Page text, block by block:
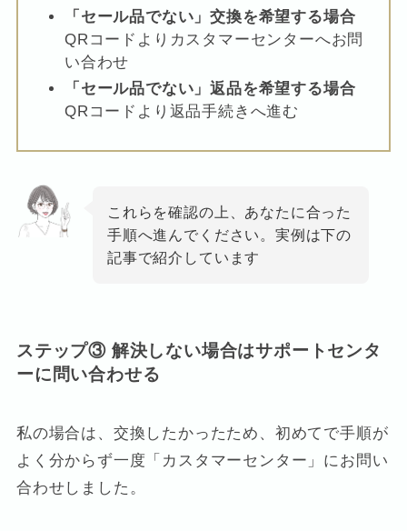
「セール品でない」交換を希望する場合
QRコードよりカスタマーセンターへお問
い合わせ
「セール品でない」返品を希望する場合
QRコードより返品手続きへ進む
これらを確認の上、あなたに合った
手順へ進んでください。実例は下の
記事で紹介しています
ステップ③ 解決しない場合はサポートセンタ
ーに問い合わせる
私の場合は、交換したかったため、初めてで手順が
よく分からず一度「カスタマーセンター」にお問い
合わせしました。